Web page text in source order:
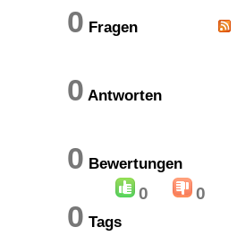
0 Fragen
0 Antworten
0
0 0
0 Tags